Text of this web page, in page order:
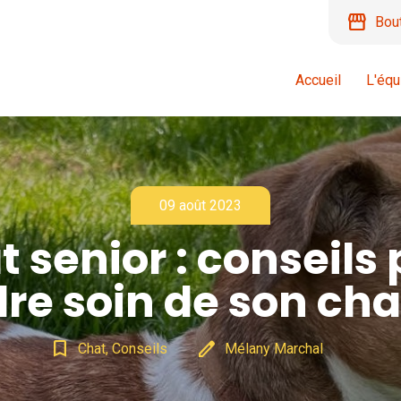
storefront
Accueil
09 août 2023
senior : conseils
soin de son
bookmark_border Chat, Conseils edit Mélany Marchal